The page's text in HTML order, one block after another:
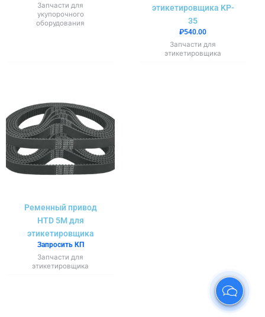
Запчасти для
укупорочного
оборудования
этикетировщика KP-
35
₽540.00
Запчасти для
этикетировщика
Ременный привод
HTD 5M для
этикетировщика
Запросить КП
Запчасти для
этикетировщика